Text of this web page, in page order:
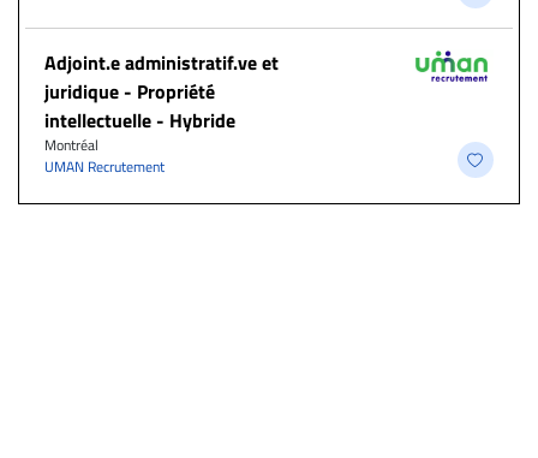
Adjoint.e administratif.ve et
juridique - Propriété
intellectuelle - Hybride
Montréal
UMAN Recrutement